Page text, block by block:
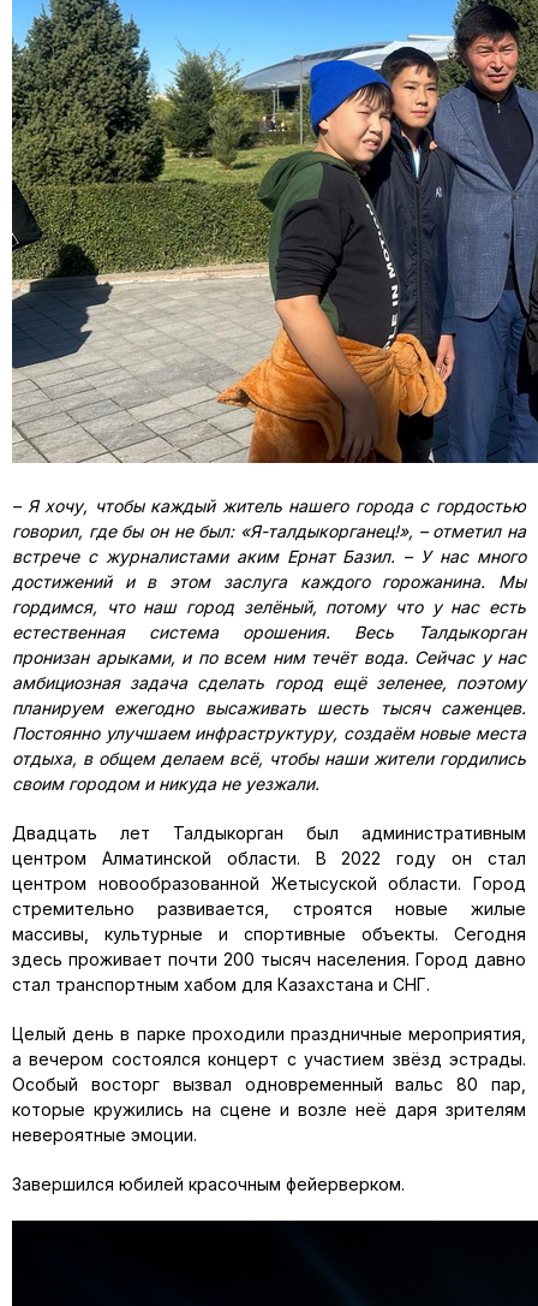
–Я хочу, чтобы каждый житель нашего города с гордостью
говорил, где бы он не был: «Я-талдыкорганец!», –отметил на
встрече с журналистами аким Ернат Базил. – У нас много
достижений и в этом заслуга каждого горожанина. Мы
гордимся, что наш город зелёный, потому что у нас есть
естественная система орошения. Весь Талдыкорган
пронизан арыками, и по всем ним течёт вода. Сейчас у нас
амбициозная задача сделать город ещё зеленее, поэтому
планируем ежегодно высаживать шесть тысяч саженцев.
Постоянно улучшаем инфраструктуру, создаём новые места
отдыха, в общем делаем всё, чтобы наши жители гордились
своим городом и никуда не уезжали.
Двадцать лет Талдыкорган был административным
центром Алматинской области. В 2022 году он стал
центром новообразованной Жетысуской области. Город
стремительно развивается, строятся новые жилые
массивы, культурные и спортивные объекты. Сегодня
здесь проживает почти 200 тысяч населения. Город давно
стал транспортным хабом для Казахстана и СНГ.
Целый день в парке проходили праздничные мероприятия,
а вечером состоялся концерт с участием звёзд эстрады.
Особый восторг вызвал одновременный вальс 80 пар,
которые кружились на сцене и возле неё даря зрителям
невероятные эмоции.
Завершился юбилей красочным фейерверком.